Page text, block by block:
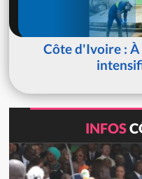
Côte d'Ivoire : À
INFOS